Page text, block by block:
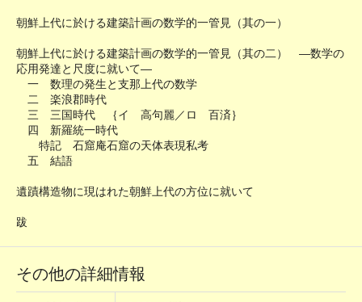
朝鮮上代に於ける建築計画の数学的一管見（其の一）
朝鮮上代に於ける建築計画の数学的一管見（其の二） ―数学の
応用発達と尺度に就いて―
一 数理の発生と支那上代の数学
二 楽浪郡時代
三 三国時代 ｛イ 高句麗／ロ 百済｝
四 新羅統一時代
特記 石窟庵石窟の天体表現私考
五 結語
遺蹟構造物に現はれた朝鮮上代の方位に就いて
跋
その他の詳細情報